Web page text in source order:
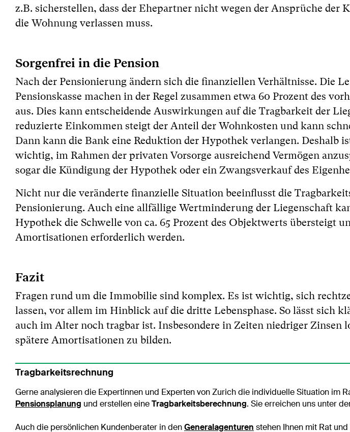
z.B. sicherstellen, dass der Ehepartner nicht wegen der Ansprüche der
die Wohnung verlassen muss.
Sorgenfrei in die Pension
Nach der Pensionierung ändern sich die finanziellen Verhältnisse. Die
Pensionskasse machen in der Regel zusammen etwa 60 Prozent des
aus. Dies kann entscheidende Auswirkungen auf die Tragbarkeit der
reduzierte Einkommen steigt der Anteil der Wohnkosten und kann
Dann kann die Bank eine Reduktion der Hypothek verlangen. Deshalb
wichtig, im Rahmen der privaten Vorsorge ausreichend Vermögen
sogar die Kündigung der Hypothek oder ein Zwangsverkauf des
Nicht nur die veränderte finanzielle Situation beeinflusst die
Pensionierung. Auch eine allfällige Wertminderung der Liegenschaft
Hypothek die Schwelle von ca. 65 Prozent des Objektwerts übersteigt
Amortisationen erforderlich werden.
Fazit
Fragen rund um die Immobilie sind komplex. Es ist wichtig, sich
lassen, vor allem im Hinblick auf die dritte Lebensphase. So lässt sich
auch im Alter noch tragbar ist. Insbesondere in Zeiten niedriger Zinsen
spätere Amortisationen zu bilden.
Tragbarkeitsrechnung
Gerne analysieren die Expertinnen und Experten von Zurich die individuelle Situation im
Pensionsplanung und erstellen eineTragbarkeitsberechnung. Sie erreichen uns unter
Auch die persönlichen Kundenberater in denGeneralagenturen stehen Ihnen mit Rat und